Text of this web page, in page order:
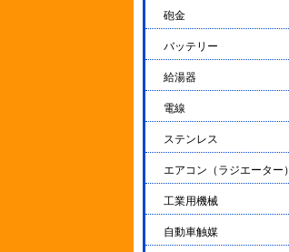
砲金
バッテリー
給湯器
電線
ステンレス
エアコン（ラジエーター）
工業用機械
自動車触媒